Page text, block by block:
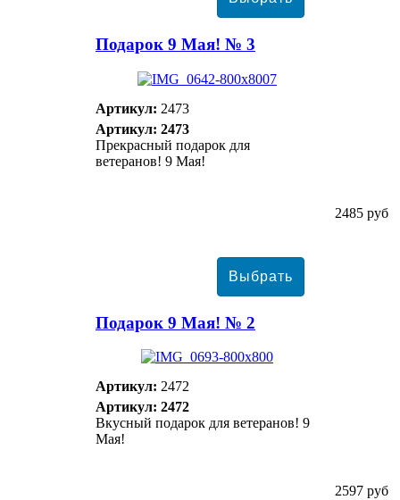
Подарок 9 Мая! № 3
Артикул: 2473
Артикул: 2473
Прекрасный подарок для
ветеранов! 9 Мая!
2485 руб
Подарок 9 Мая! № 2
Артикул: 2472
Артикул: 2472
Вкусный подарок для ветеранов! 9
Мая!
2597 руб